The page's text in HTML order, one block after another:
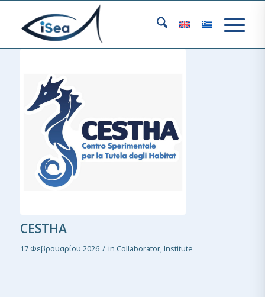
CESTHA
17 Φεβρουαρίου 2026 / in Collaborator,Institute